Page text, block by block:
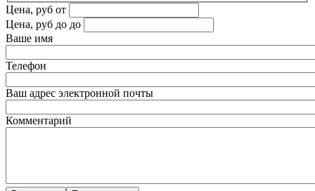
Цена, руб от
Цена, руб до до
Ваше имя
Телефон
Ваш адрес электронной почты
Комментарий